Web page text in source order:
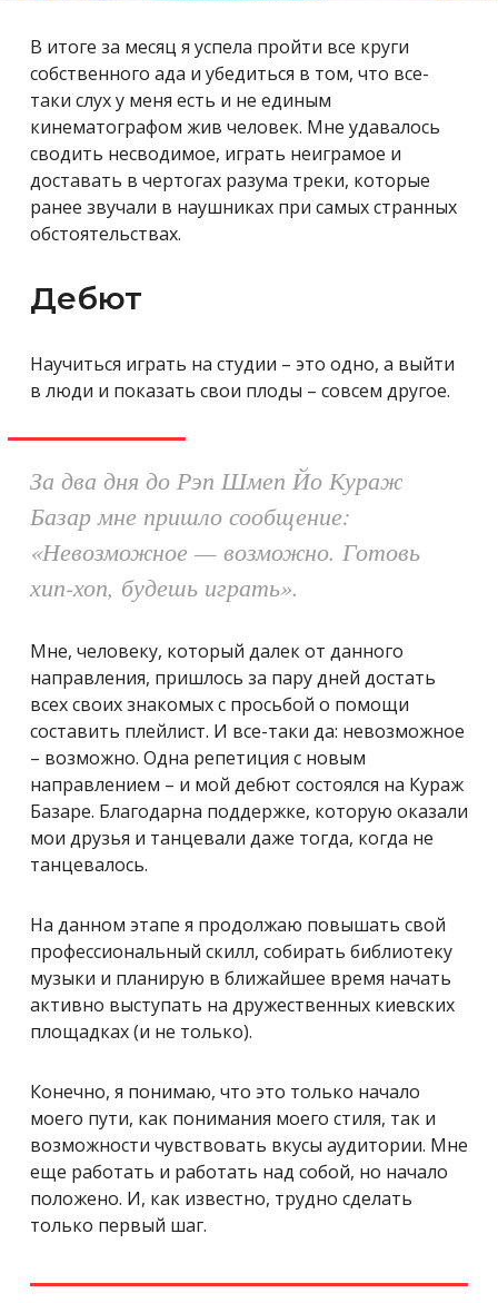
В итоге за месяц я успела пройти все круги
собственного ада и убедиться в том, что все-
таки слух у меня есть и не единым
кинематографом жив человек. Мне удавалось
сводить несводимое, играть неиграмое и
доставать в чертогах разума треки, которые
ранее звучали в наушниках при самых странных
обстоятельствах.
Дебют
Научиться играть на студии – это одно, а выйти
в люди и показать свои плоды – совсем другое.
За два дня до Рэп Шмеп Йо Кураж
Базар мне пришло сообщение:
«Невозможное — возможно. Готовь
хип-хоп, будешь играть».
Мне, человеку, который далек от данного
направления, пришлось за пару дней достать
всех своих знакомых с просьбой о помощи
составить плейлист. И все-таки да: невозможное
– возможно. Одна репетиция с новым
направлением – и мой дебют состоялся на Кураж
Базаре. Благодарна поддержке, которую оказали
мои друзья и танцевали даже тогда, когда не
танцевалось.
На данном этапе я продолжаю повышать свой
профессиональный скилл, собирать библиотеку
музыки и планирую в ближайшее время начать
активно выступать на дружественных киевских
площадках (и не только).
Конечно, я понимаю, что это только начало
моего пути, как понимания моего стиля, так и
возможности чувствовать вкусы аудитории. Мне
еще работать и работать над собой, но начало
положено. И, как известно, трудно сделать
только первый шаг.